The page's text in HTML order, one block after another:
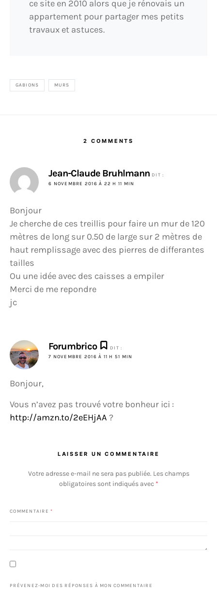
ce site en 2010 alors que je rénovais un
appartement pour partager mes petits
travaux et astuces.
GABIONS MURS
2 COMMENTS
Jean-Claude Bruhlmann DIT :
6 NOVEMBRE 2016 À 22 H 11 MIN
Bonjour
Je cherche de ces treillis pour faire un mur de 120
mètres de long sur 0.50 de large sur 2 mètres de
haut remplissage avec des pierres de differantes
tailles
Ou une idée avec des caisses a empiler
Merci de me repondre
jc
Forumbrico
DIT :
7 NOVEMBRE 2016 À 11 H 51 MIN
Bonjour,
Vous n’avez pas trouvé votre bonheur ici :
http://amzn.to/2eEHjAA ?
LAISSER UN COMMENTAIRE
Votre adresse e-mail ne sera pas publiée. Les champs
obligatoires sont indiqués avec *
COMMENTAIRE *
PRÉVENEZ-MOI DES RÉPONSES À MON COMMENTAIRE